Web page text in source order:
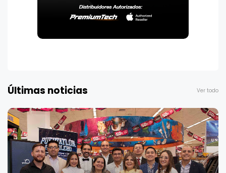
Últimas noticias Ver todo